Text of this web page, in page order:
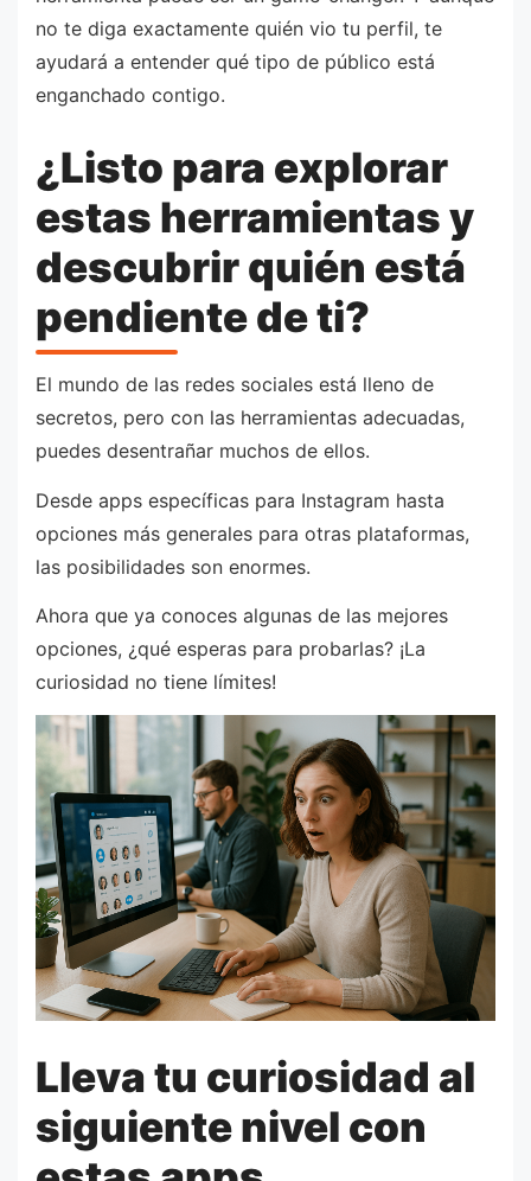
no te diga exactamente quién vio tu perfil, te
ayudará a entender qué tipo de público está
enganchado contigo.
¿Listo para explorar
estas herramientas y
descubrir quién está
pendiente de ti?
El mundo de las redes sociales está lleno de
secretos, pero con las herramientas adecuadas,
puedes desentrañar muchos de ellos.
Desde apps específicas para Instagram hasta
opciones más generales para otras plataformas,
las posibilidades son enormes.
Ahora que ya conoces algunas de las mejores
opciones, ¿qué esperas para probarlas? ¡La
curiosidad no tiene límites!
Lleva tu curiosidad al
siguiente nivel con